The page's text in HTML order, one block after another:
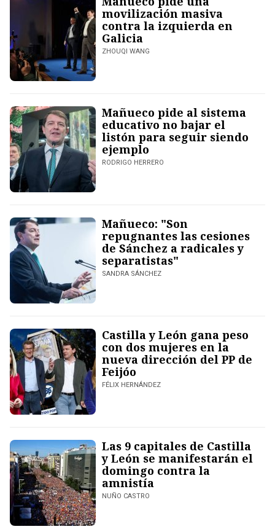
movilización masiva
contra la izquierda en
Galicia
ZHOUQI WANG
Mañueco pide al sistema
educativo no bajar el
listón para seguir siendo
ejemplo
RODRIGO HERRERO
Mañueco: "Son
repugnantes las cesiones
de Sánchez a radicales y
separatistas"
SANDRA SÁNCHEZ
Castilla y León gana peso
con dos mujeres en la
nueva dirección del PP de
Feijóo
FÉLIX HERNÁNDEZ
Las 9 capitales de Castilla
y León se manifestarán el
domingo contra la
amnistía
NUÑO CASTRO